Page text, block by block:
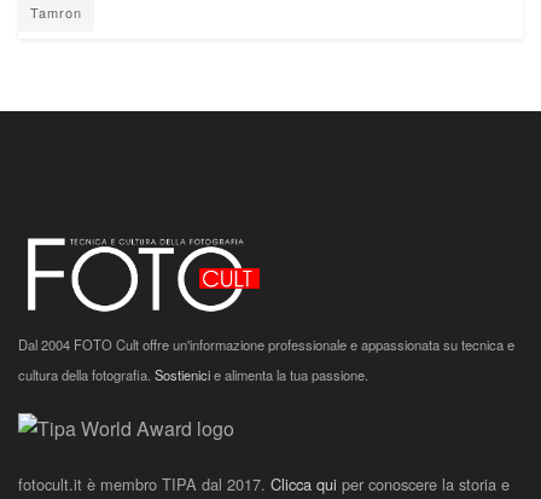
Tamron
Dal 2004 FOTO Cult offre un'informazione professionale e appassionata su tecnica e
cultura della fotografia. Sostienicie alimenta la tua passione.
fotocult.it è membro TIPA dal 2017. Clicca qui per conoscere la storia e